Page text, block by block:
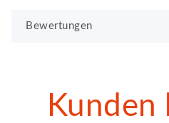
Bewertungen
Kunden